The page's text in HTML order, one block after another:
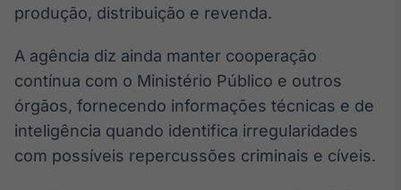
Broadcast
A melhor
plataforma para
analisar fundos
de investimento
no Brasil
Em breve
produção, distribuição e revenda.
A agência diz ainda manter cooperação
contínua com o Ministério Público e outros
órgãos, fornecendo informações técnicas e de
inteligência quando identifica irregularidades
com possíveis repercussões criminais e cíveis.